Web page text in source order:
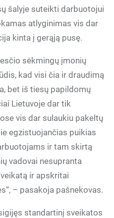
šalyje suteikti darbuotojui
atlyginimas vis dar
kinta į gerąją pusę.
sėkmingų įmonių
kad visi čia ir draudimą
bet iš tiesų papildomų
Lietuvoje dar tik
vis dar sulaukiu pakeltų
egzistuojančias puikias
ir tam skirtą
vadovai nesupranta
ir apskritai
– pasakoja pašnekovas.
standartinį sveikatos